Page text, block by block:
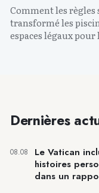
Comment les règles
transformé les
espaces légaux pour
Dernières
08.08
Le Vatican
histoires
dans un